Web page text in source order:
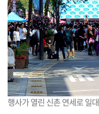
행사가 열린 신촌 연세로 일대